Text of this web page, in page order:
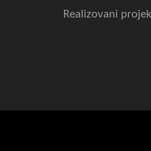
Realizovani